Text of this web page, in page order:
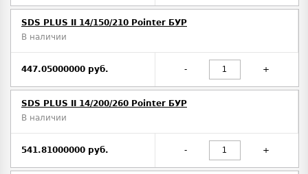
SDS PLUS II 14/150/210 Pointer БУР
В наличии
447.05000000 руб. - +
SDS PLUS II 14/200/260 Pointer БУР
В наличии
541.81000000 руб. - +